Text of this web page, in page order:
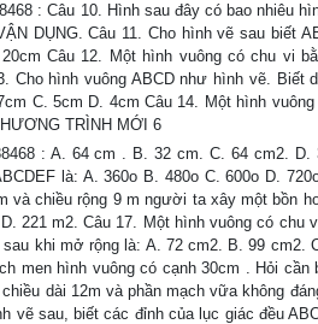
: Câu 10. Hình sau đây có bao nhiêu
DỤNG. Câu 11. Cho hình vẽ sau biết
Câu 12. Một hình vuông có chu vi
Cho hình vuông ABCD như hình vẽ.
C. 5cm D. 4cm Câu 14. Một hình
TRÌNH MỚI 6
: A. 64 cm . B. 32 cm. C. 64 cm2.
là: A. 360o B. 480o C. 600o D.
và chiều rộng 9 m người ta xây một bồn
221 m2. Câu 17. Một hình vuông có chu
khi mở rộng là: A. 72 cm2. B. 99 cm2.
men hình vuông có cạnh 30cm . Hỏi
dài 12m và phần mạch vữa không
vẽ sau, biết các đỉnh của lục giác đều